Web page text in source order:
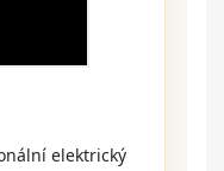
elektrický